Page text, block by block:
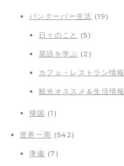
バンクーバー生活 (19)
日々のこと (5)
英語を学ぶ (2)
カフェ・レストラン情報
観光オススメ＆生活情報
帰国 (1)
世界一周 (542)
準備 (7)